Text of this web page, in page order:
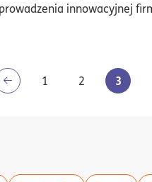
innowacyjnej
1 2 3